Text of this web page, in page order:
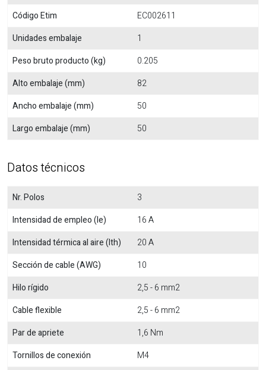
Código Etim
EC002611
Unidades embalaje
1
Peso bruto producto (kg)
0.205
Alto embalaje (mm)
82
Ancho embalaje (mm)
50
Largo embalaje (mm)
50
Datos técnicos
Nr. Polos
3
Intensidad de empleo (Ie)
16 A
Intensidad térmica al aire (Ith)
20 A
Sección de cable (AWG)
10
Hilo rígido
2,5 - 6 mm2
Cable flexible
2,5 - 6 mm2
Par de apriete
1,6 Nm
Tornillos de conexión
M4